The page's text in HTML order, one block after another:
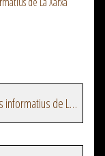
Veure més episodis del programa Butlletins informatius de La Xarxa